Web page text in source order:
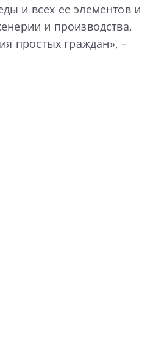
и всех ее элементов и
и производства,
простых граждан», –